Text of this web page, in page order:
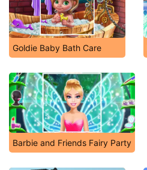
Goldie Baby Bath Care
Barbie and Friends Fairy Party